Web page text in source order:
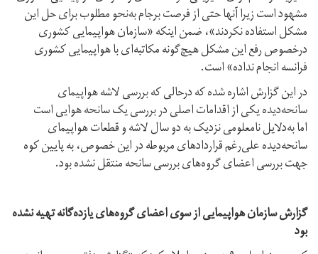
مشهود است زیرا آنها حتی از فرصت برجام به‌نحو مطلوب برای حل این
مشکل استفاده نکردند»، ضمن اینکه «سازمان هواپیمایی کشوری
درخصوص رفع این مشکل هیچ‌گونه مکاتبه‌ای با هواپیمایی کشوری
فرانسه انجام نداده» است.
در این گزارش اشاره شده که درحالی که بررسی لاشه هواپیمای
سانحه‌دیده یکی از اقدامات اصلی در بررسی یک سانحه هوایی است
اما به‌دلایل نامعلومی نزدیک به دو سال لاشه و قطعات هواپیمای
سانحه‌دیده علی‌رغم قراردادهای مربوطه در این خصوص، به پایین کوه
جهت بررسی اعضای گروه‌های بررسی سانحه منتقل نشده بود.
گزارش سازمان هواپیمایی از سوی اعضای گروه‌های یازده‌گانه تهیه نشده
بود